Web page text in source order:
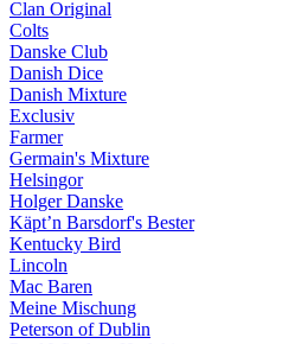
Clan Original
Colts
Danske Club
Danish Dice
Danish Mixture
Exclusiv
Farmer
Germain's Mixture
Helsingor
Holger Danske
Käpt’n Barsdorf's Bester
Kentucky Bird
Lincoln
Mac Baren
Meine Mischung
Peterson of Dublin